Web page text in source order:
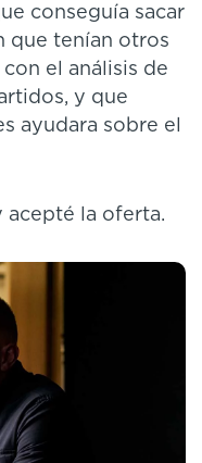
conseguía sacar
que tenían otros
el análisis de
y que
ayudara sobre el
acepté la oferta.